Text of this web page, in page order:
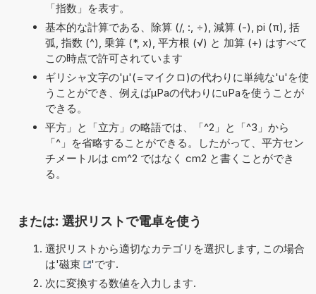
「指数」を表す。
基本的な計算である、除算 (/, :, ÷), 減算 (-), pi (π), 括
弧, 指数 (^), 乗算 (*, x), 平方根 (√) と 加算 (+) はすべて
この時点で許可されています
ギリシャ文字の'μ'(=マイクロ)の代わりに単純な'u'を使
うことができ、例えばµPaの代わりにuPaを使うことが
できる。
平方」と「立方」の略語では、「^2」と「^3」から
「^」を省略することができる。したがって、平方セン
チメートルは cm^2 ではなく cm2 と書くことができ
る。
または: 選択リストで電卓を使う
選択リストから適切なカテゴリを選択します, この場合
は'磁束
'です.
次に変換する数値を入力します.